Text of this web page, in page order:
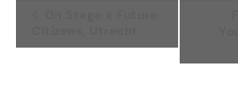
Navigatie